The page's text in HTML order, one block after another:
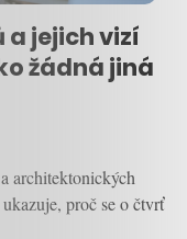
jejich vizí
žádná jiná
architektonických
proč se o čtvrť